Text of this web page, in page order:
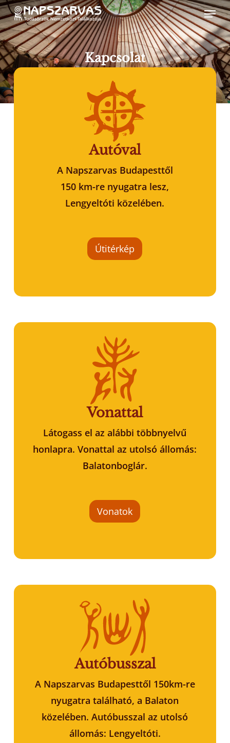
Skip
to
main
content
Menu
Kapcsolat
Autóval
A Napszarvas Budapesttől
150 km-re nyugatra lesz,
Lengyeltóti közelében.
Útitérkép
Vonattal
Látogass el az alábbi többnyelvű
honlapra. Vonattal az utolsó állomás:
Balatonboglár.
Vonatok
Autóbusszal
A Napszarvas Budapesttől 150km-re
nyugatra található, a Balaton
közelében. Autóbusszal az utolsó
állomás: Lengyeltóti.